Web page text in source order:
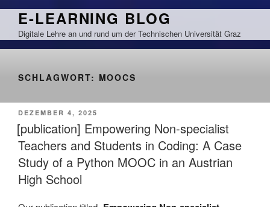
Zum
springen
E-LEARNING BLOG
Digitale Lehre an und rund um der Technischen Universität Graz
SCHLAGWORT: MOOCS
VERÖFFENTLICHT
AM
DEZEMBER 4, 2025
[publication] Empowering Non-specialist
Teachers and Students in Coding: A Case
Study of a Python MOOC in an Austrian
High School